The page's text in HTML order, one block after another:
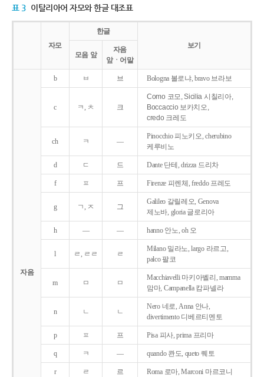
표 3 이탈리아어 자모와 한글 대조표
자모
한글
보기
모음 앞
자음
앞ㆍ어말
자음
b ㅂ 브 Bologna 볼로냐, bravo 브라보
c ㅋ, ㅊ 크
Como 코모, Sicilia 시칠리아,
Boccaccio 보카치오,
credo 크레도
ch ㅋ ―
Pinocchio 피노키오, cherubino
케루비노
d ㄷ 드 Dante 단테, drizza 드리차
f ㅍ 프 Firenze 피렌체, freddo 프레도
g ㄱ, ㅈ 그
Galileo 갈릴레오, Genova
제노바, gloria 글로리아
h ― ― hanno 안노, oh 오
l ㄹ, ㄹㄹ ㄹ
Milano 밀라노, largo 라르고,
palco 팔코
m ㅁ ㅁ
Macchiavelli 마키아벨리, mamma
맘마, Campanella 캄파넬라
n ㄴ ㄴ
Nero 네로, Anna 안나,
divertimento 디베르티멘토
p ㅍ 프 Pisa 피사, prima 프리마
q ㅋ ― quando 콴도, queto 퀘토
r ㄹ 르 Roma 로마, Marconi 마르코니